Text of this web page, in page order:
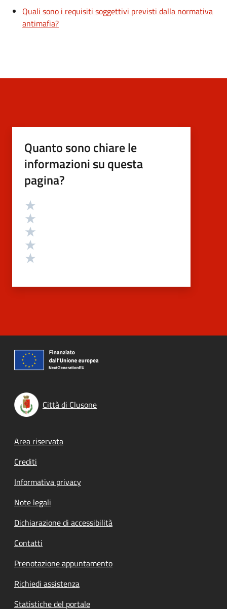
Quali sono i requisiti soggettivi previsti dalla normativa
antimafia?
Quanto sono chiare le
informazioni su questa
pagina?
Valutazione
Città di Clusone
Footer menu
Area riservata
Crediti
Informativa privacy
Note legali
Dichiarazione di accessibilità
Contatti
Prenotazione appuntamento
Richiedi assistenza
Statistiche del portale